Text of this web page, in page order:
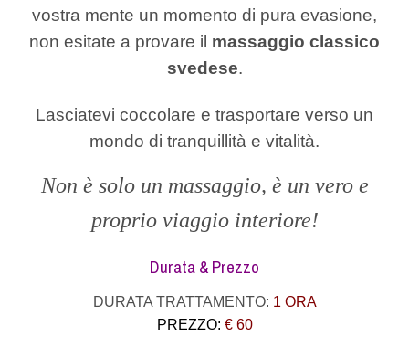
vostra mente un momento di pura evasione,
non esitate a provare il massaggio classico
svedese.
Lasciatevi coccolare e trasportare verso un
mondo di tranquillità e vitalità.
Non è solo un massaggio, è un vero e
proprio viaggio interiore!
Durata & Prezzo
DURATA TRATTAMENTO: 1 ORA
PREZZO: € 60